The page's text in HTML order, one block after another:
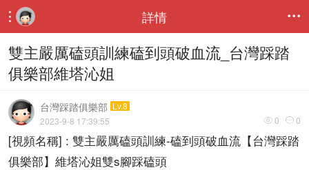
 詳情 
雙主嚴厲磕頭訓練磕到頭破血流_台灣踩踏
俱樂部維塔沁姐
台灣踩踏俱樂部 Lv.8
 0  0
2023-9-8 17:39:55
[視頻名稱] : 雙主嚴厲磕頭訓練-磕到頭破血流【台灣踩踏
俱樂部】維塔沁姐雙s腳踩磕頭